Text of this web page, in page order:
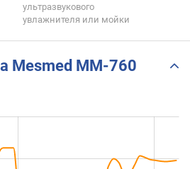
ультразвукового
увлажнителя или мойки
Mesmed MM-760